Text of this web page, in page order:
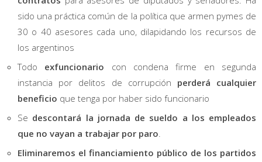
sido una práctica común de la política que armen pymes de
30 o 40 asesores cada uno, dilapidando los recursos de
los argentinos
Todo exfuncionario con condena firme en segunda
instancia por delitos de corrupción perderá cualquier
beneficio que tenga por haber sido funcionario
Se descontará la jornada de sueldo a los empleados
que no vayan a trabajar por paro
Eliminaremos el financiamiento público de los partidos